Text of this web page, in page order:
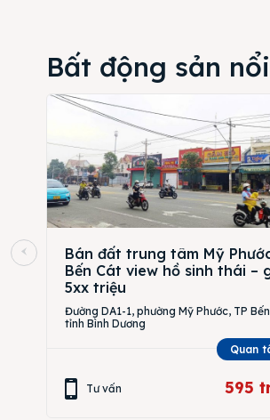
Bất động sản
Bán đất trung tâm Mỹ
Bến Cát view hồ sinh thái –
5xx triệu
Đường DA1-1, phường Mỹ Phước, TP
tỉnh Bình Dương
Quan
Tư vấn 595